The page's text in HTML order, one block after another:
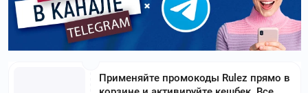
Применяйте промокоды Rulez прямо в